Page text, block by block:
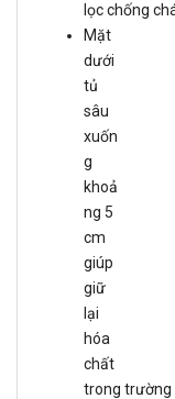
lọc chống
Mặt
dưới
tủ
sâu
xuốn
g
khoả
ng 5
cm
giúp
giữ
lại
hóa
chất
trong trường